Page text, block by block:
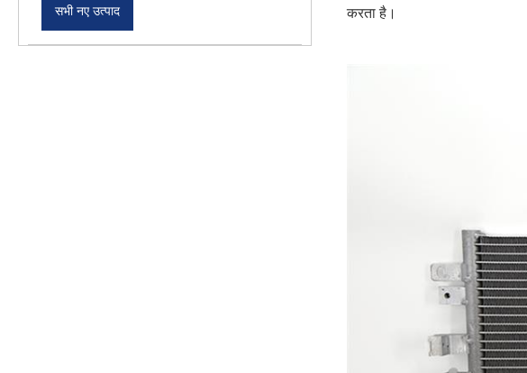
सभी नए उत्पाद
करता है।